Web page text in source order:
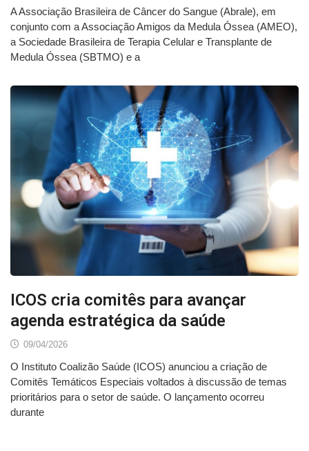
A Associação Brasileira de Câncer do Sangue (Abrale), em
conjunto com a Associação Amigos da Medula Óssea (AMEO),
a Sociedade Brasileira de Terapia Celular e Transplante de
Medula Óssea (SBTMO) e a
ICOS cria comitês para avançar
agenda estratégica da saúde
09/04/2026
O Instituto Coalizão Saúde (ICOS) anunciou a criação de
Comitês Temáticos Especiais voltados à discussão de temas
prioritários para o setor de saúde. O lançamento ocorreu
durante